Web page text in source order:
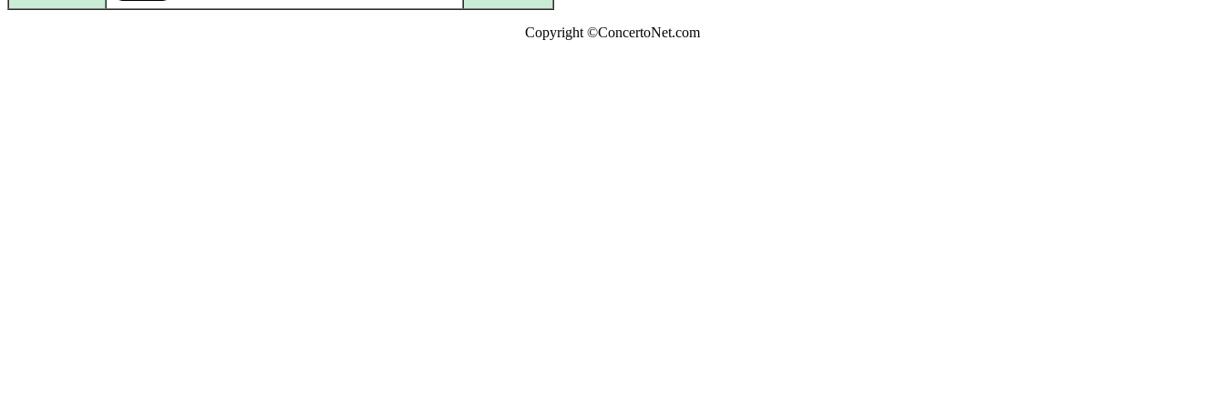
Copyright ©ConcertoNet.com